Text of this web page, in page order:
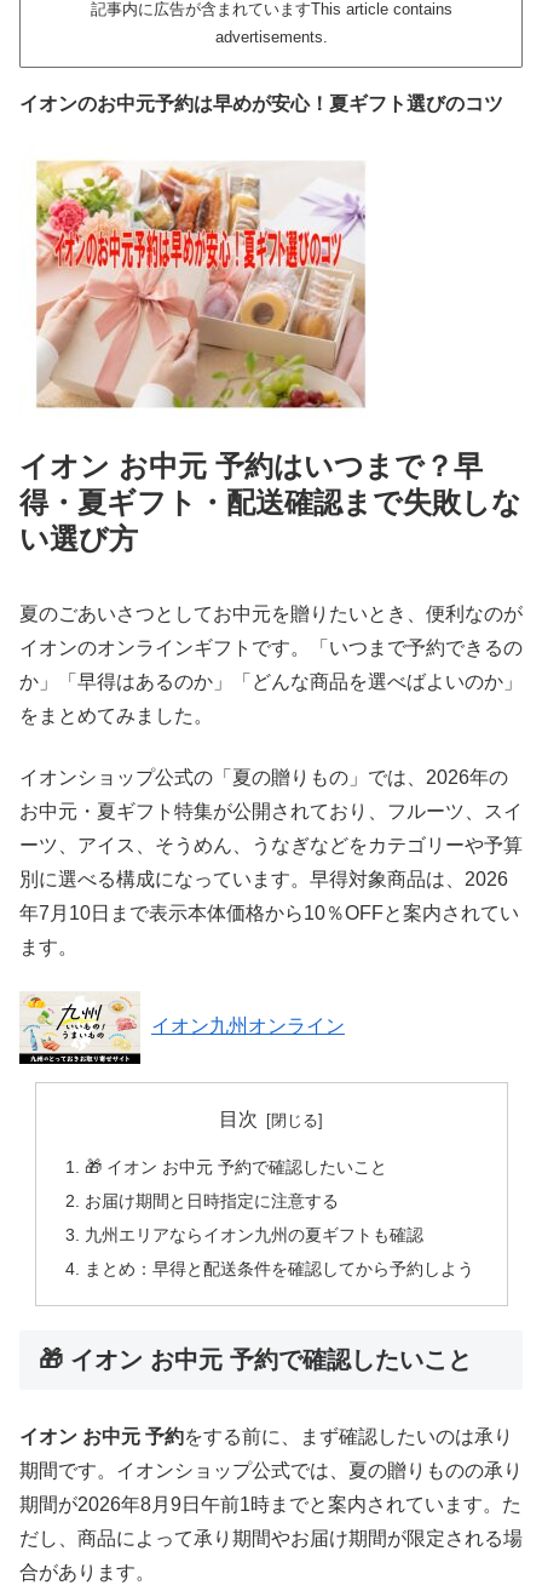
記事内に広告が含まれていますThis article contains
advertisements.
イオンのお中元予約は早めが安心！夏ギフト選びのコツ
イオン お中元 予約はいつまで？早
得・夏ギフト・配送確認まで失敗しな
い選び方
夏のごあいさつとしてお中元を贈りたいとき、便利なのが
イオンのオンラインギフトです。「いつまで予約できるの
か」「早得はあるのか」「どんな商品を選べばよいのか」
をまとめてみました。
イオンショップ公式の「夏の贈りもの」では、2026年の
お中元・夏ギフト特集が公開されており、フルーツ、スイ
ーツ、アイス、そうめん、うなぎなどをカテゴリーや予算
別に選べる構成になっています。早得対象商品は、2026
年7月10日まで表示本体価格から10％OFFと案内されてい
ます。
イオン九州オンライン
目次
🎁 イオン お中元 予約で確認したいこと
お届け期間と日時指定に注意する
九州エリアならイオン九州の夏ギフトも確認
まとめ：早得と配送条件を確認してから予約しよう
🎁 イオン お中元 予約で確認したいこと
イオン お中元 予約をする前に、まず確認したいのは承り
期間です。イオンショップ公式では、夏の贈りものの承り
期間が2026年8月9日午前1時までと案内されています。た
だし、商品によって承り期間やお届け期間が限定される場
合があります。